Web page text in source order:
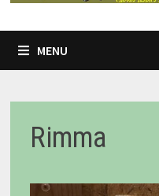
MENU
Rimma